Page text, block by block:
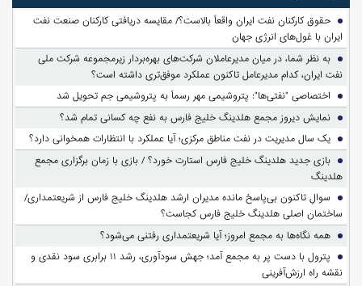
حقوق کارکنان نفت ایران واقعاً بالاست؟/ مقایسه دریافتی کارکنان صنعت نفت
ایران با غول‌های انرژی جهان
به نظر شما، در میان مدیرعاملان شرکت‌های بهره‌بردار زیرمجموعه شرکت ملی
نفت ایران، کدام مدیرعامل تاکنون عملکرد موفق‌تری داشته است؟
اختصاصی "نفتی‌ها": پتروشیمی مهر رسماً به پتروشیمی جم تحویل شد
نمایش دیروز مجمع هلدینگ خلیج فارس به نفع چه کسانی تمام شد؟
یک سال مدیریت در نفت مناطق مرکزی؛ آیا عملکرد با انتظارات همخوانی دارد؟
بازی جدید هلدینگ خلیج فارس استارت خورد؟ / بازی با زمان برگزاری مجمع
هلدینگ
سوالِ تاکنون بی‌پاسخ مانده مدیران ارشد هلدینگ خلیج فارس از شریعتمداری/
ساختمان اصلی هلدینگ خلیج فارس کجاست؟
همه نگاه‌ها به مجمع امروز؛ آیا شریعتمداری رفتنی می‌شود؟
پترول با دست پر به مجمع آمد؛ جهش سودآوری، رشد ۱۱ برابری سود نقدی و
نقشه راه ارزش‌آفرینی